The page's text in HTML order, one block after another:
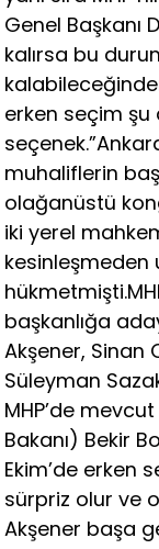
Genel Başkanı
kalırsa bu
erken seçim
muhaliflerin
olağanüstü
iki yerel
kesinleşmeden
başkanlığa
Akşener, Sinan
Süleyman
MHP’de
Bakanı) Bekir
Ekim’de erken
sürpriz olur ve
Akşener başa